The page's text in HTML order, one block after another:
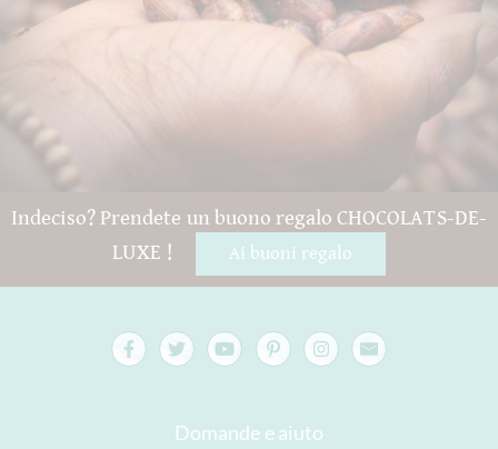
Indeciso? Prendete un buono regalo CHOCOLATS-DE-
LUXE !
Ai buoni regalo
Domande e aiuto